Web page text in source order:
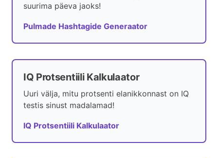
suurima päeva jaoks!
Pulmade Hashtagide Generaator
IQ Protsentiili Kalkulaator
Uuri välja, mitu protsenti elanikkonnast on IQ
testis sinust madalamad!
IQ Protsentiili Kalkulaator